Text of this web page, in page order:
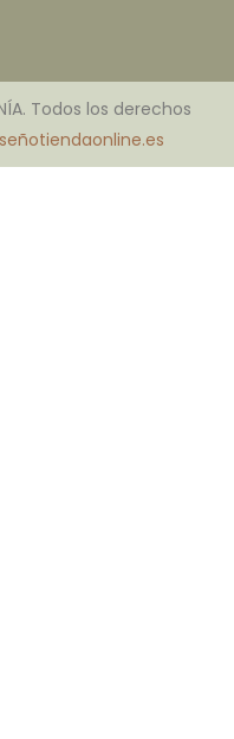
Todos los derechos